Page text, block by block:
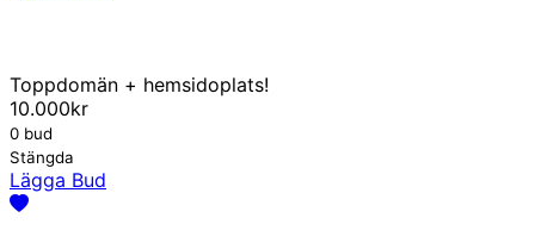
Toppdomän + hemsidoplats!
10.000kr
0 bud
Stängda
Lägga Bud